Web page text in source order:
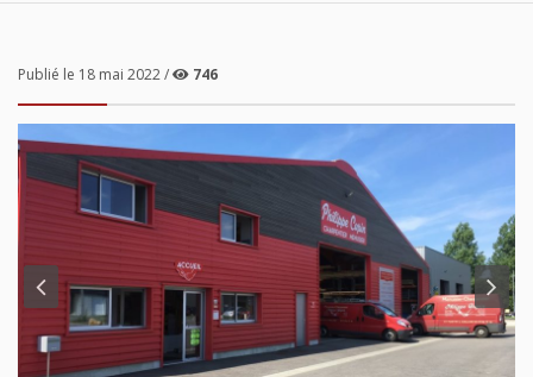
Publié le 18 mai 2022 / 746